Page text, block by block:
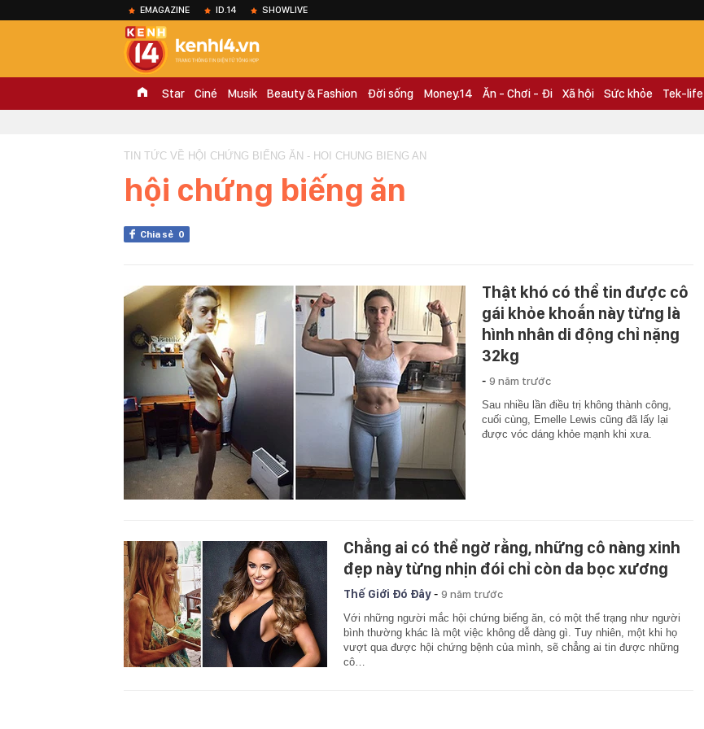
EMAGAZINE ID.14 SHOWLIVE
Star Ciné Musik Beauty & Fashion Đời sống Money.14 Ăn - Chơi - Đi Xã hội Sức khỏe Tek-life
TIN TỨC VỀ HỘI CHỨNG BIẾNG ĂN - HOI CHUNG BIENG AN
hội chứng biếng ăn
Chia sẻ 0
Thật khó có thể tin được cô
gái khỏe khoắn này từng là
hình nhân di động chỉ nặng
32kg
- 9 năm trước
Sau nhiều lần điều trị không thành công,
cuối cùng, Emelle Lewis cũng đã lấy lại
được vóc dáng khỏe mạnh khi xưa.
Chẳng ai có thể ngờ rằng, những cô nàng xinh
đẹp này từng nhịn đói chỉ còn da bọc xương
Thế Giới Đó Đây- 9 năm trước
Với những người mắc hội chứng biếng ăn, có một thể trạng như người
bình thường khác là một việc không dễ dàng gì. Tuy nhiên, một khi họ
vượt qua được hội chứng bệnh của mình, sẽ chẳng ai tin được những
cô…